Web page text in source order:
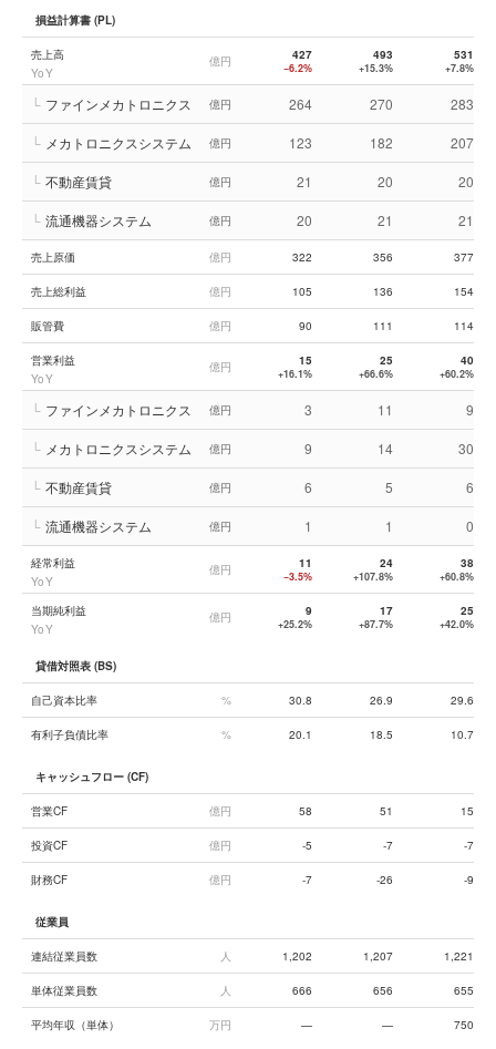
損益計算書 (PL)
売上高
YoY
億円 427
−6.2%
493
+15.3%
531
+7.8%
└ ファインメカトロニクス 億円 264 270 283
└ メカトロニクスシステム 億円 123 182 207
└ 不動産賃貸 億円 21 20 20
└ 流通機器システム 億円 20 21 21
売上原価 億円 322 356 377
売上総利益 億円 105 136 154
販管費 億円 90 111 114
営業利益
YoY
億円 15
+16.1%
25
+66.6%
40
+60.2%
└ ファインメカトロニクス 億円 3 11 9
└ メカトロニクスシステム 億円 9 14 30
└ 不動産賃貸 億円 6 5 6
└ 流通機器システム 億円 1 1 0
経常利益
YoY
億円 11
−3.5%
24
+107.8%
38
+60.8%
当期純利益
YoY
億円 9
+25.2%
17
+87.7%
25
+42.0%
貸借対照表 (BS)
自己資本比率 % 30.8 26.9 29.6
有利子負債比率 % 20.1 18.5 10.7
キャッシュフロー (CF)
営業CF 億円 58 51 15
投資CF 億円 -5 -7 -7
財務CF 億円 -7 -26 -9
従業員
連結従業員数 人 1,202 1,207 1,221
単体従業員数 人 666 656 655
平均年収（単体） 万円 — — 750